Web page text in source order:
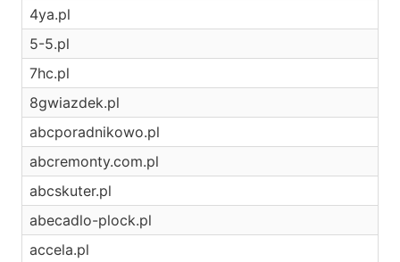
4ya.pl
5-5.pl
7hc.pl
8gwiazdek.pl
abcporadnikowo.pl
abcremonty.com.pl
abcskuter.pl
abecadlo-plock.pl
accela.pl